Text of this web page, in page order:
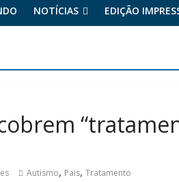
NOTÍCIAS EDIÇÃO
Autismo, Pais, Tratamento